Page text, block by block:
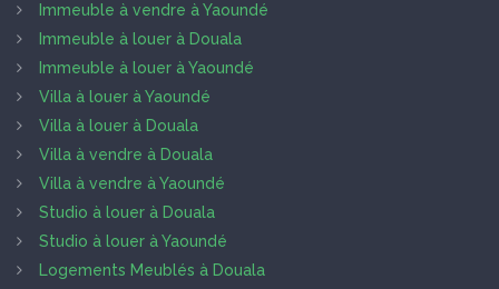
Immeuble à vendre à Yaoundé
Immeuble à louer à Douala
Immeuble à louer à Yaoundé
Villa à louer à Yaoundé
Villa à louer à Douala
Villa à vendre à Douala
Villa à vendre à Yaoundé
Studio à louer à Douala
Studio à louer à Yaoundé
Logements Meublés à Douala